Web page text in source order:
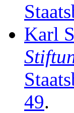
Karl
49.